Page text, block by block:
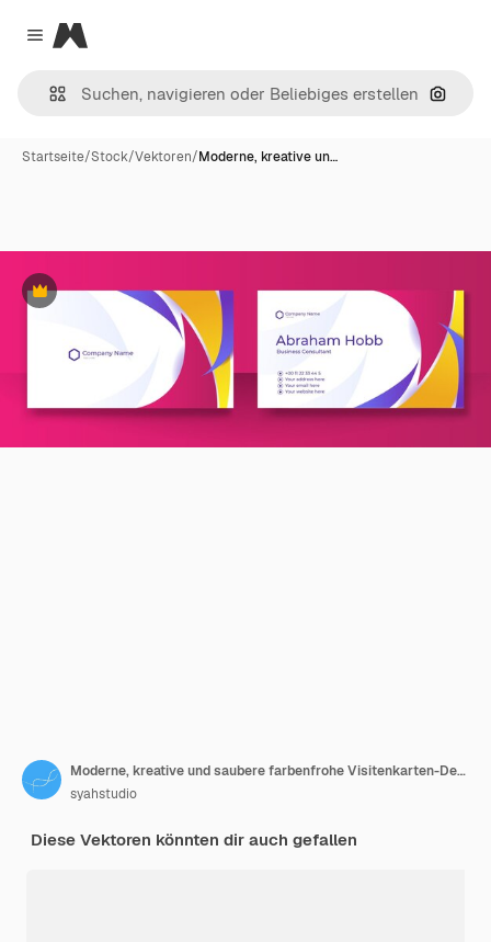
Close menu
Magnific
Nach
Startseite/Stock/Vektoren/Moderne, kreative un…
Premium
Moderne, kreative und saubere farbenfrohe Visitenkarten-Designvorlage Eleganter Visitenkarten-Designhintergrund mit trendigen, einfachen, abstrakten, geometrischen, stilvollen Wellenlinien Vektorillustration
syahstudio
Diese Vektoren könnten dir auch gefallen